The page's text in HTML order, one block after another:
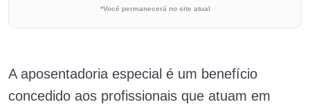
*Você permanecerá no site atual
A aposentadoria especial é um benefício
concedido aos profissionais que atuam em